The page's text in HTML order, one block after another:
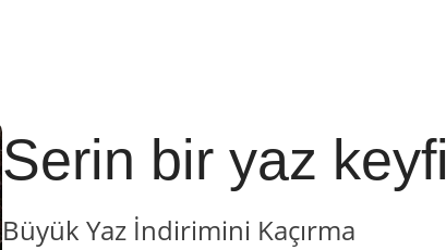
Serin bir yaz keyfi
Büyük Yaz İndirimini Kaçırma